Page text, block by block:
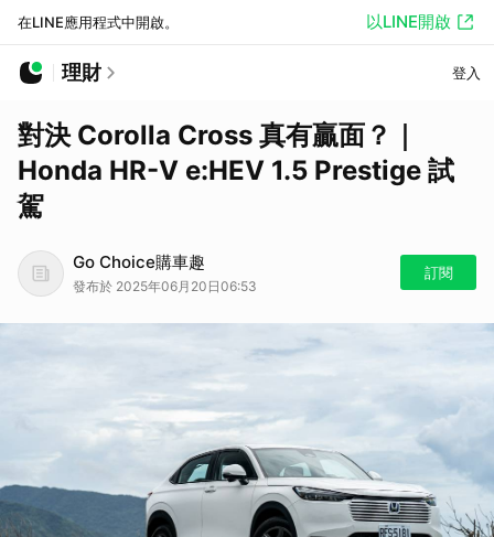
在LINE應用程式中開啟。 以LINE開啟
理財 登入
對決 Corolla Cross 真有贏面？｜
Honda HR-V e:HEV 1.5 Prestige 試
駕
Go Choice購車趣
發布於 2025年06月20日06:53
訂閱